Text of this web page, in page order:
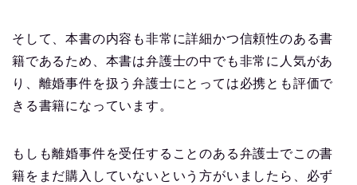
そして、本書の内容も非常に詳細かつ信頼性のある書
籍であるため、本書は弁護士の中でも非常に人気があ
り、離婚事件を扱う弁護士にとっては必携とも評価で
きる書籍になっています。
もしも離婚事件を受任することのある弁護士でこの書
籍をまだ購入していないという方がいましたら、必ず